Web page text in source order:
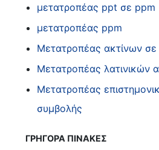
μετατροπέας ppt σε ppm
μετατροπέας ppm
Μετατροπέας ακτίνων
Μετατροπέας λατινικών
Μετατροπέας
συμβολής
ΓΡΗΓΟΡΑ ΠΙΝΑΚΕΣ